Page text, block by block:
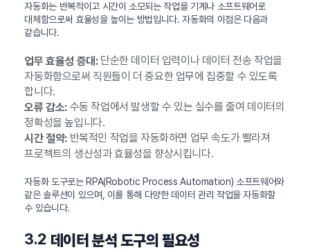
자동화는 반복적이고 시간이 소모되는 작업을 기계나 소프트웨어로
대체함으로써 효율성을 높이는 방법입니다. 자동화의 이점은 다음과
같습니다.
업무 효율성 증대:단순한 데이터 입력이나 데이터 전송 작업을
자동화함으로써 직원들이 더 중요한 업무에 집중할 수 있도록
합니다.
오류 감소:수동 작업에서 발생할 수 있는 실수를 줄여 데이터의
정확성을 높입니다.
시간 절약:반복적인 작업을 자동화하면 업무 속도가 빨라져
프로젝트의 생산성과 효율성을 향상시킵니다.
자동화 도구로는 RPA(Robotic Process Automation) 소프트웨어와
같은 솔루션이 있으며, 이를 통해 다양한 데이터 관리 작업을 자동화할
수 있습니다.
3.2 데이터 분석 도구의 필요성